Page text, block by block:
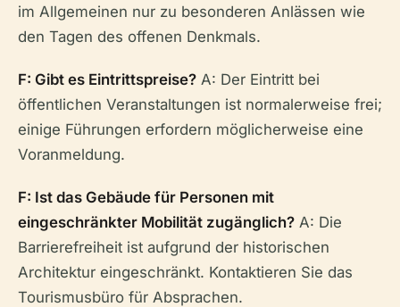
im Allgemeinen nur zu besonderen Anlässen wie
den Tagen des offenen Denkmals.
F: Gibt es Eintrittspreise? A: Der Eintritt bei
öffentlichen Veranstaltungen ist normalerweise frei;
einige Führungen erfordern möglicherweise eine
Voranmeldung.
F: Ist das Gebäude für Personen mit
eingeschränkter Mobilität zugänglich? A: Die
Barrierefreiheit ist aufgrund der historischen
Architektur eingeschränkt. Kontaktieren Sie das
Tourismusbüro für Absprachen.